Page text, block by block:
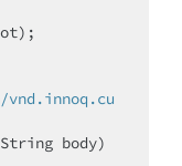
vnd.innoq.cu
body)